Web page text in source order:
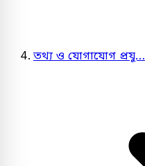
তথ্য ও যোগাযোগ প্রযু…